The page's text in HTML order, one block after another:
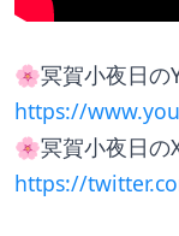
🌸冥賀小夜日の
https://
🌸冥賀小夜日の
https://